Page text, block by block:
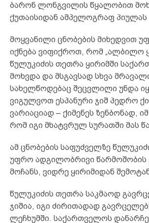
ბარონ ლონგვილის წყალობით
ქუთაისიდან ამპელოგრაფ პიულას
მოყვანილი ცნობების მიხედვით
იქნება ვიფიქროთ, რომ „ალბილო
წულუკიძის თეთრა ყირიმში
მოხვდა და მსგავსად სხვა
სახელწოდებაც შეცვლილი უნდა
ვიგულვოთ ესპანური ჯიშ პედრო
ვარიაციად – ქიმენეს ზენბონად,
რომ იგი მხატვრულ სურათში მას
ამ ცნობების საფუძველზე
უფრო ადგილობრივი წარმოშობის
მოჩანს, ვიდრე ყირიმიდან
წულუკიძის თეთრა საკმაოდ
ჯიშია, იგი ძირითადად
ლეჩხუმში. საქართველოს